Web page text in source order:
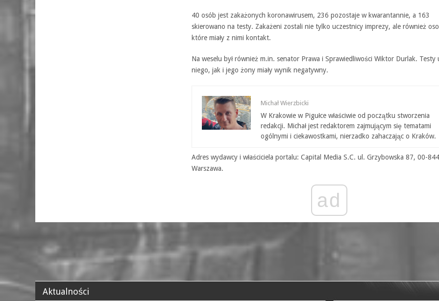
40 osób jest zakażonych koronawirusem, 236 pozostaje w kwarantannie, a 163
skierowano na testy. Zakażeni zostali nie tylko uczestnicy imprezy, ale również
które miały z nimi kontakt.
Na weselu był również m.in. senator Prawa i Sprawiedliwości Wiktor Durlak. Testy
niego, jak i jego żony miały wynik negatywny.
Michał Wierzbicki
W Krakowie w Pigułce właściwie od początku stworzenia
redakcji. Michał jest redaktorem zajmującym się tematami
ogólnymi i ciekawostkami, nierzadko zahaczając o Kraków.
Adres wydawcy i właściciela portalu: Capital Media S.C. ul. Grzybowska 87, 00-844
Warszawa.
ad
Aktualności